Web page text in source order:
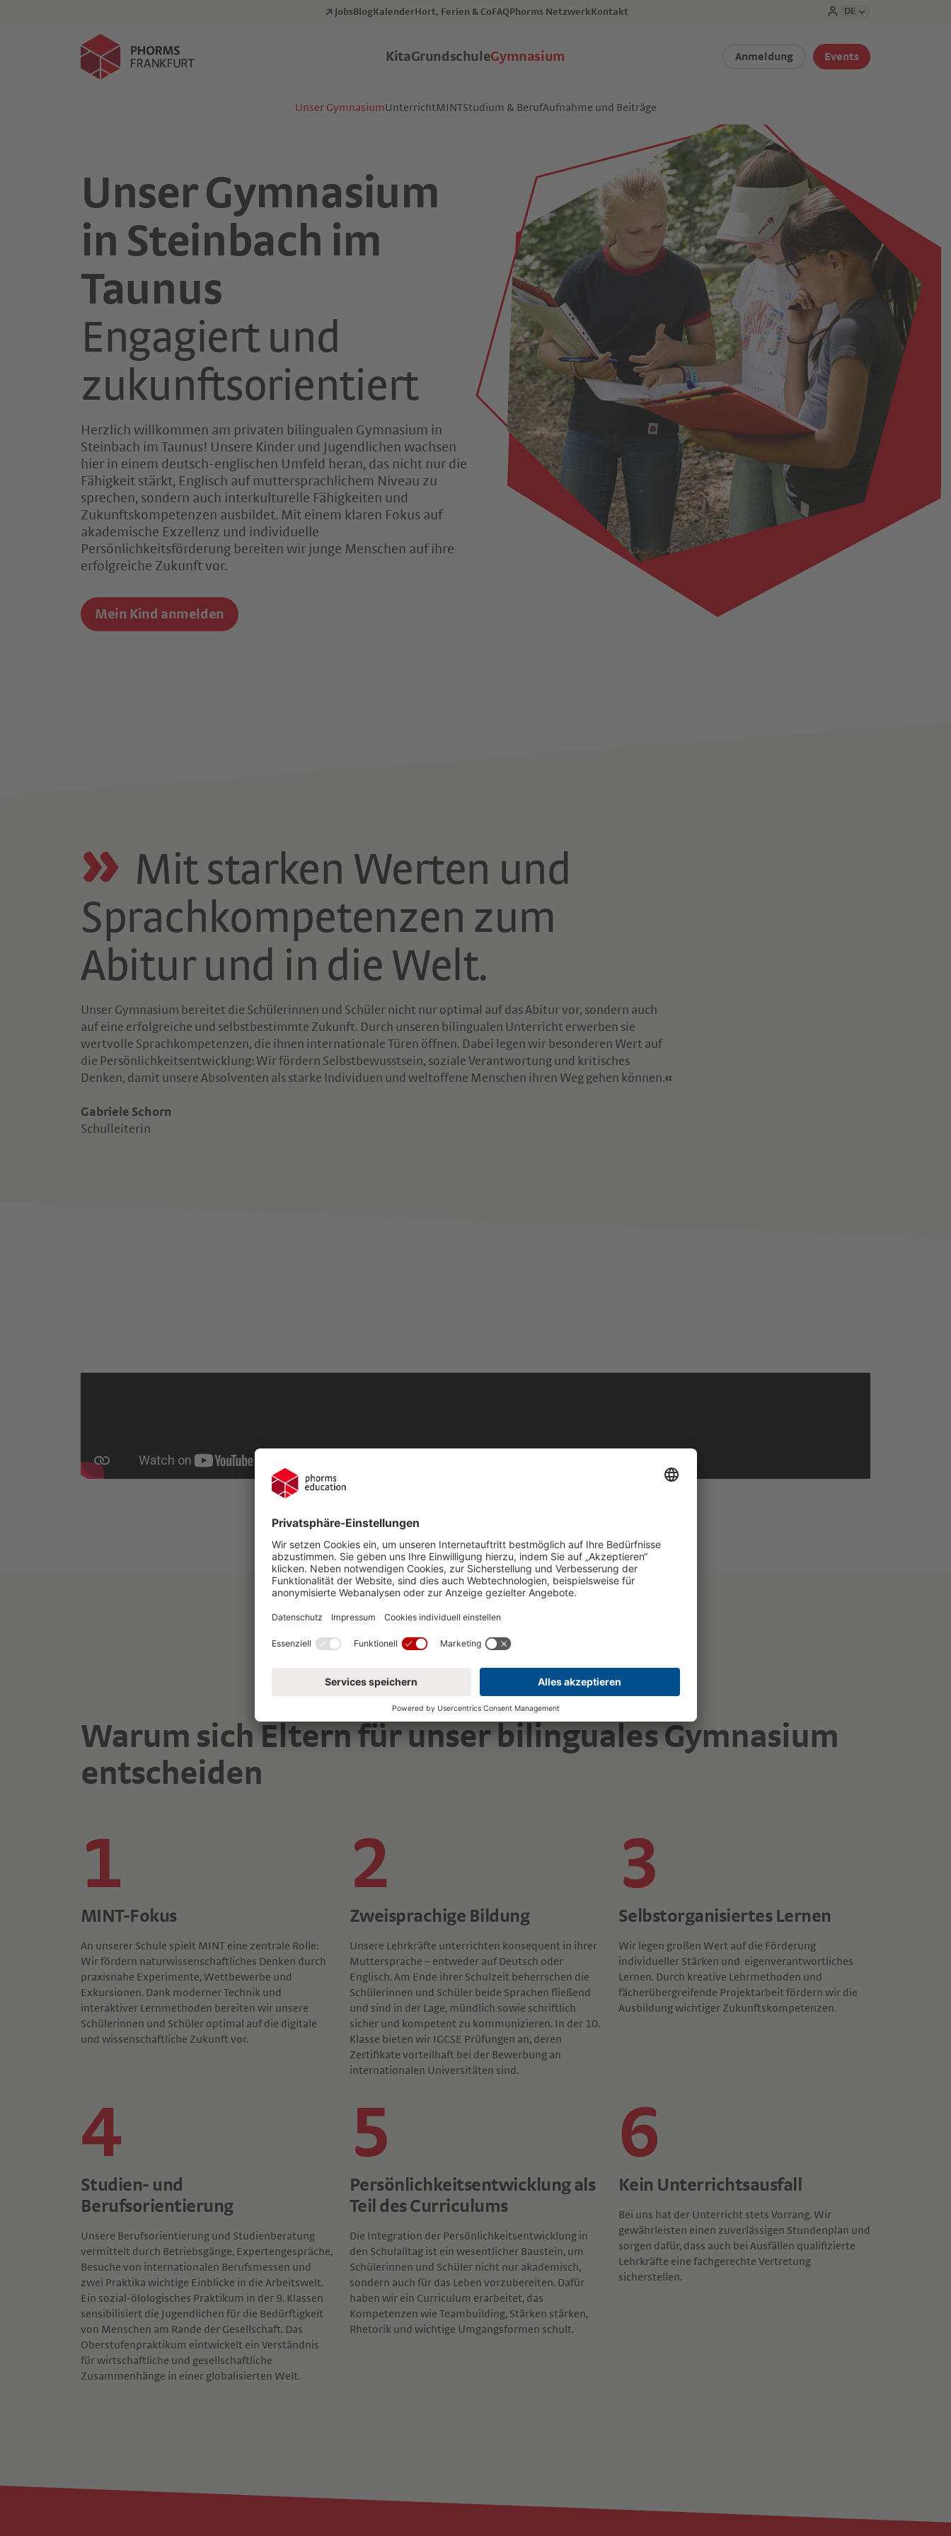
Jobs Blog Kalender Hort, Ferien & Co FAQ Phorms Netzwerk Kontakt DE
Kita Grundschule Gymnasium
Unser Gymnasium Unterricht MINT Studium & Beruf Aufnahme und Beiträge
Anmeldung Events
Kind anmelden
Unser Gymnasium
in Steinbach im
Taunus
Engagiert und
zukunftsorientiert
Herzlich willkommen am privaten bilingualen Gymnasium in
Steinbach im Taunus! Unsere Kinder und Jugendlichen wachsen
hier in einem deutsch-englischen Umfeld heran, das nicht nur die
Fähigkeit stärkt, Englisch auf muttersprachlichem Niveau zu
sprechen, sondern auch interkulturelle Fähigkeiten und
Zukunftskompetenzen ausbildet. Mit einem klaren Fokus auf
akademische Exzellenz und individuelle
Persönlichkeitsförderung bereiten wir junge Menschen auf ihre
erfolgreiche Zukunft vor.
Mein Kind anmelden
Mit starken Werten und
Sprachkompetenzen zum
Abitur und in die Welt.
Unser Gymnasium bereitet die Schülerinnen und Schüler nicht nur optimal auf das Abitur vor, sondern auch
auf eine erfolgreiche und selbstbestimmte Zukunft. Durch unseren bilingualen Unterricht erwerben sie
wertvolle Sprachkompetenzen, die ihnen internationale Türen öffnen. Dabei legen wir besonderen Wert auf
die Persönlichkeitsentwicklung: Wir fördern Selbstbewusstsein, soziale Verantwortung und kritisches
Denken, damit unsere Absolventen als starke Individuen und weltoffene Menschen ihren Weg gehen können.«
Gabriele Schorn
Schulleiterin
Warum sich Eltern für unser bilinguales Gymnasium
entscheiden
1
MINT-Fokus
An unserer Schule spielt MINT eine zentrale Rolle:
Wir fördern naturwissenschaftliches Denken durch
praxisnahe Experimente, Wettbewerbe und
Exkursionen. Dank moderner Technik und
interaktiver Lernmethoden bereiten wir unsere
Schülerinnen und Schüler optimal auf die digitale
und wissenschaftliche Zukunft vor.
2
Zweisprachige Bildung
Unsere Lehrkräfte unterrichten konsequent in ihrer
Muttersprache – entweder auf Deutsch oder
Englisch. Am Ende ihrer Schulzeit beherrschen die
Schülerinnen und Schüler beide Sprachen fließend
und sind in der Lage, mündlich sowie schriftlich
sicher und kompetent zu kommunizieren. In der 10.
Klasse bieten wir IGCSE Prüfungen an, deren
Zertifikate vorteilhaft bei der Bewerbung an
internationalen Universitäten sind.
3
Selbstorganisiertes Lernen
Wir legen großen Wert auf die Förderung
individueller Stärken und eigenverantwortliches
Lernen. Durch kreative Lehrmethoden und
fächerübergreifende Projektarbeit fördern wir die
Ausbildung wichtiger Zukunftskompetenzen.
4
Studien- und
Berufsorientierung
Unsere Berufsorientierung und Studienberatung
vermittelt durch Betriebsgänge, Expertengespräche,
Besuche von internationalen Berufsmessen und
zwei Praktika wichtige Einblicke in die Arbeitswelt.
Ein sozial-ölologisches Praktikum in der 9. Klassen
sensibilisiert die Jugendlichen für die Bedürftigkeit
von Menschen am Rande der Gesellschaft. Das
Oberstufenpraktikum eintwickelt ein Verständnis
für wirtschaftliche und gesellschaftliche
Zusammenhänge in einer globalisierten Welt.
5
Persönlichkeitsentwicklung als
Teil des Curriculums
Die Integration der Persönlichkeitsentwicklung in
den Schulalltag ist ein wesentlicher Baustein, um
Schülerinnen und Schüler nicht nur akademisch,
sondern auch für das Leben vorzubereiten. Dafür
haben wir ein Curriculum erarbeitet, das
Kompetenzen wie Teambuilding, Stärken stärken,
Rhetorik und wichtige Umgangsformen schult.
6
Kein Unterrichtsausfall
Bei uns hat der Unterricht stets Vorrang. Wir
gewährleisten einen zuverlässigen Stundenplan und
sorgen dafür, dass auch bei Ausfällen qualifizierte
Lehrkräfte eine fachgerechte Vertretung
sicherstellen.